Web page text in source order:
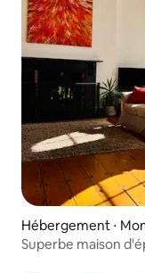
Hébergement ⋅
Superbe maison